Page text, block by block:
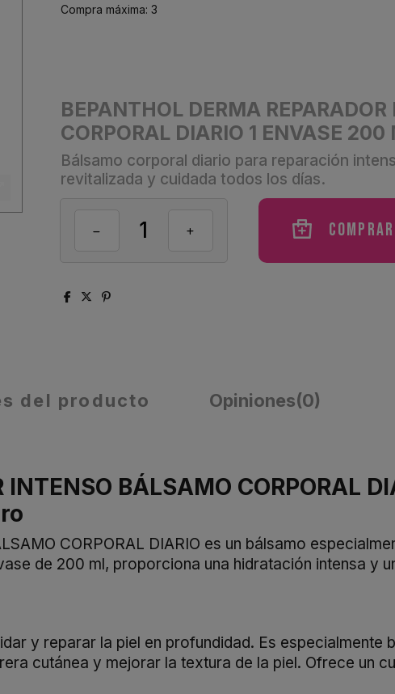
Compra máxima: 3
BEPANTHOL DERMA
CORPORAL DIARIO 1 ENVASE 200
Bálsamo corporal diario para reparación
revitalizada y cuidada todos los días.
Comprar
del producto Opiniones(0)
INTENSO BÁLSAMO CORPORAL
CORPORAL DIARIO es un bálsamo
de 200 ml, proporciona una hidratación intensa y
y reparar la piel en profundidad. Es especialmente
cutánea y mejorar la textura de la piel. Ofrece un